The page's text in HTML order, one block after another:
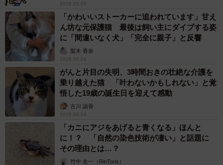
2026.08.06
「かわいいストーカーに追われています」甘え
ん坊な元保護猫 最後は飼い主にダイブする姿
に「間違いなく犬」「完全に親子」と反響
梨木 香奈
2026.08.06
がんと片目の失明、3時間おきの壮絶な介護を
乗り越えた猫 「叶わないかもしれない」と覚
悟した19歳の誕生日を迎えて感動
古川 諭香
2026.08.06
「カニにアジをあげると青くなる」ほんと
に！？ 「自然の染色技術が凄い」と話題に
その理由とは…？
竹中 友一（RinToris）